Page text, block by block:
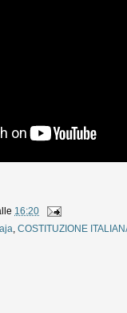
16:20
,COSTITUZIONE